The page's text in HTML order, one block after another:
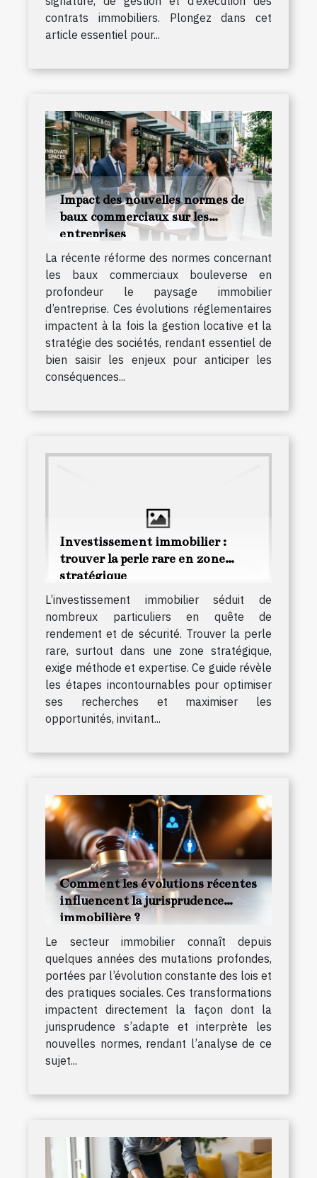
contrats immobiliers. Plongez dans cet
article essentiel pour...
Impact des nouvelles normes de
baux commerciaux sur les
entreprises
La récente réforme des normes concernant
les baux commerciaux bouleverse en
profondeur le paysage immobilier
d’entreprise. Ces évolutions réglementaires
impactent à la fois la gestion locative et la
stratégie des sociétés, rendant essentiel de
bien saisir les enjeux pour anticiper les
conséquences...
Investissement immobilier :
trouver la perle rare en zone
stratégique
L’investissement immobilier séduit de
nombreux particuliers en quête de
rendement et de sécurité. Trouver la perle
rare, surtout dans une zone stratégique,
exige méthode et expertise. Ce guide révèle
les étapes incontournables pour optimiser
ses recherches et maximiser les
opportunités, invitant...
Comment les évolutions récentes
influencent la jurisprudence
immobilière ?
Le secteur immobilier connaît depuis
quelques années des mutations profondes,
portées par l’évolution constante des lois et
des pratiques sociales. Ces transformations
impactent directement la façon dont la
jurisprudence s’adapte et interprète les
nouvelles normes, rendant l’analyse de ce
sujet...